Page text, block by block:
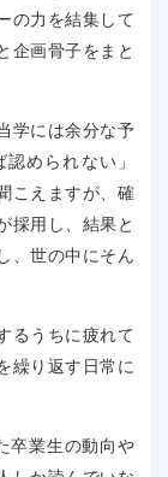
の力を結集して
企画骨子をまと
学には余分な予
められない」
こえますが、確
採用し、結果と
、世の中にそん
るうちに疲れて
繰り返す日常に
卒業生の動向や